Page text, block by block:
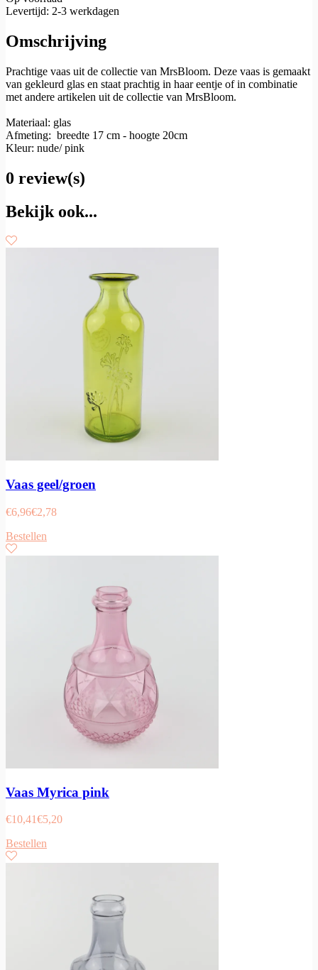
Levertijd: 2-3 werkdagen
Omschrijving
Prachtige vaas uit de collectie van MrsBloom. Deze vaas is gemaakt
van gekleurd glas en staat prachtig in haar eentje of in combinatie
met andere artikelen uit de collectie van MrsBloom.
Materiaal: glas
Afmeting: breedte 17 cm - hoogte 20cm
Kleur: nude/ pink
0 review(s)
Bekijk ook...
Vaas geel/groen
€6,96€2,78
Bestellen
Vaas Myrica pink
€10,41€5,20
Bestellen